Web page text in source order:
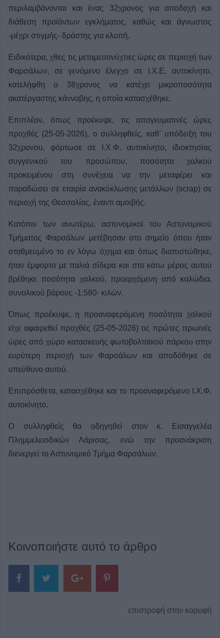
περιλαμβάνονται και ένας 32χρονος για αποδοχή και
διάθεση προϊόντων εγκλήματος, καθώς και άγνωστος
-μέχρι στιγμής- δράστης για κλοπή.
Ειδικότερα, χθες τις μεταμεσονύχτιες ώρες σε περιοχή των
Φαρσάλων, σε γενόμενο έλεγχο σε Ι.Χ.Ε. αυτοκίνητο,
κατελήφθη ο 38χρονος να κατέχει μικροποσότητα
ακατέργαστης κάνναβης, η οποία κατασχέθηκε.
Επιπλέον, όπως προέκυψε, τις απογευματινές ώρες
προχθές (25-05-2026), ο συλληφθείς, καθ’ υπόδειξη του
32χρονου, φόρτωσε σε Ι.Χ.Φ. αυτοκίνητο, ιδιοκτησίας
συγγενικού του προσώπου, ποσότητα χαλκού
προκειμένου στη συνέχεια να την μεταφέρει και
παραδώσει σε εταιρία ανακύκλωσης μετάλλων (scrap) σε
περιοχή της Θεσσαλίας, έναντι αμοιβής.
Κατόπιν των ανωτέρω, αστυνομικοί του Αστυνομικού
Τμήματος Φαρσάλων μετέβησαν στο σημείο όπου ήταν
σταθμευμένο το εν λόγω όχημα και όπως διαπιστώθηκε,
ήταν έμφορτο με παλιά σίδερα και στο κάτω μέρος αυτού
βρέθηκε ποσότητα χαλκού, προερχόμενη από καλώδια,
συνολικού βάρους -1.580- κιλών.
Όπως προέκυψε, η προαναφερόμενη ποσότητα χαλκού
είχε αφαιρεθεί προχθές (25-05-2026) τις πρώτες πρωινές
ώρες από χώρο κατασκευής φωτοβολταϊκού πάρκου στην
ευρύτερη περιοχή των Φαρσάλων και αποδόθηκε σε
υπεύθυνο αυτού.
Επιπρόσθετα, κατασχέθηκε και το προαναφερόμενο Ι.Χ.Φ.
αυτοκίνητο.
Ο συλληφθείς θα οδηγηθεί στον κ. Εισαγγελέα
Πλημμελειοδικών Λάρισας, ενώ την προανάκριση
διενεργεί το Αστυνομικό Τμήμα Φαρσάλων.
Κοινοποιήστε αυτό το άρθρο
επιστροφή στην κορυφή